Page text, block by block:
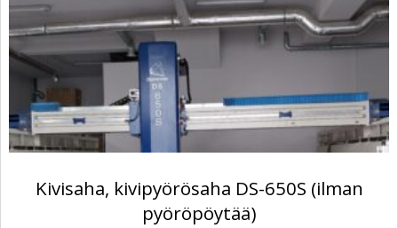
Kivisaha, kivipyörösaha DS-650S (ilman
pyöröpöytää)